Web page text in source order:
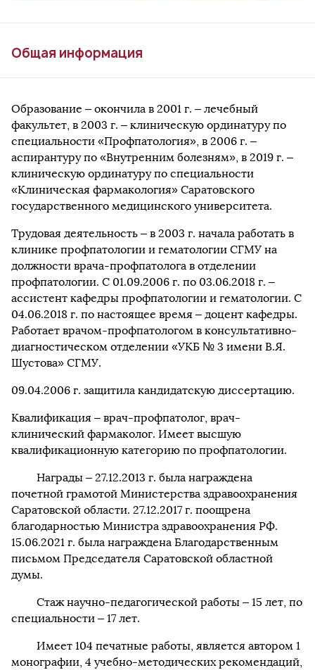
Общая информация
Образование – окончила в 2001 г. ‒ лечебный
факультет, в 2003 г. – клиническую ординатуру по
специальности «Профпатология», в 2006 г. ‒
аспирантуру по «Внутренним болезням», в 2019 г. ‒
клиническую ординатуру по специальности
«Клиническая фармакология» Саратовского
государственного медицинского университета.
Трудовая деятельность – в 2003 г. начала работать в
клинике профпатологии и гематологии СГМУ на
должности врача-профпатолога в отделении
профпатологии. С 01.09.2006 г. по 03.06.2018 г. –
ассистент кафедры профпатологии и гематологии. С
04.06.2018 г. по настоящее время – доцент кафедры.
Работает врачом-профпатологом в консультативно-
диагностическом отделении «УКБ № 3 имени В.Я.
Шустова» СГМУ.
09.04.2006 г. защитила кандидатскую диссертацию.
Квалификация – врач-профпатолог, врач-
клинический фармаколог. Имеет высшую
квалификационную категорию по профпатологии.
Награды – 27.12.2013 г. была награждена
почетной грамотой Министерства здравоохранения
Саратовской области. 27.12.2017 г. поощрена
благодарностью Министра здравоохранения РФ.
15.06.2021 г. была награждена Благодарственным
письмом Председателя Саратовской областной
думы.
Стаж научно-педагогической работы ‒ 15 лет, по
специальности ‒ 17 лет.
Имеет 104 печатные работы, является автором 1
монографии, 4 учебно-методических рекомендаций,